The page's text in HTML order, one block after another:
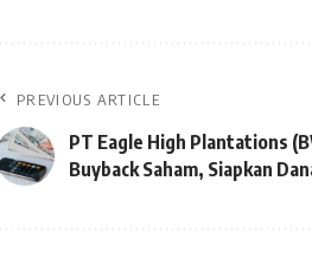
PREVIOUS ARTICLE
PT Eagle High Plantations
Buyback Saham, Siapkan